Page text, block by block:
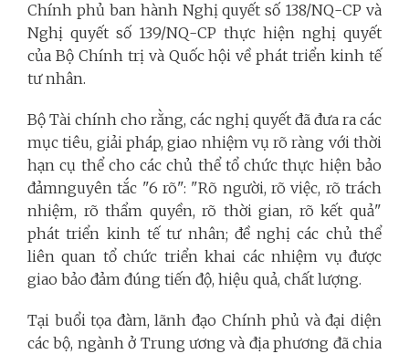
Chính phủ ban hành Nghị quyết số 138/NQ-CP và
Nghị quyết số 139/NQ-CP thực hiện nghị quyết
của Bộ Chính trị và Quốc hội về phát triển kinh tế
tư nhân.
Bộ Tài chính cho rằng, các nghị quyết đã đưa ra các
mục tiêu, giải pháp, giao nhiệm vụ rõ ràng với thời
hạn cụ thể cho các chủ thể tổ chức thực hiện bảo
đảmnguyên tắc "6 rõ": "Rõ người, rõ việc, rõ trách
nhiệm, rõ thẩm quyền, rõ thời gian, rõ kết quả"
phát triển kinh tế tư nhân; đề nghị các chủ thể
liên quan tổ chức triển khai các nhiệm vụ được
giao bảo đảm đúng tiến độ, hiệu quả, chất lượng.
Tại buổi tọa đàm, lãnh đạo Chính phủ và đại diện
các bộ, ngành ở Trung ương và địa phương đã chia